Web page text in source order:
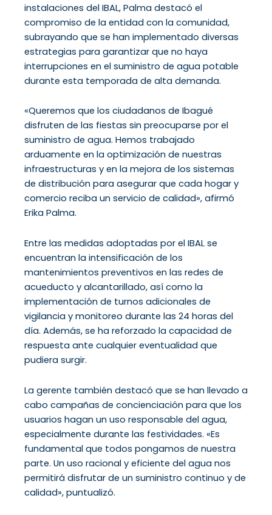
instalaciones del IBAL, Palma destacó el
compromiso de la entidad con la comunidad,
subrayando que se han implementado diversas
estrategias para garantizar que no haya
interrupciones en el suministro de agua potable
durante esta temporada de alta demanda.
«Queremos que los ciudadanos de Ibagué
disfruten de las fiestas sin preocuparse por el
suministro de agua. Hemos trabajado
arduamente en la optimización de nuestras
infraestructuras y en la mejora de los sistemas
de distribución para asegurar que cada hogar y
comercio reciba un servicio de calidad», afirmó
Erika Palma.
Entre las medidas adoptadas por el IBAL se
encuentran la intensificación de los
mantenimientos preventivos en las redes de
acueducto y alcantarillado, así como la
implementación de turnos adicionales de
vigilancia y monitoreo durante las 24 horas del
día. Además, se ha reforzado la capacidad de
respuesta ante cualquier eventualidad que
pudiera surgir.
La gerente también destacó que se han llevado a
cabo campañas de concienciación para que los
usuarios hagan un uso responsable del agua,
especialmente durante las festividades. «Es
fundamental que todos pongamos de nuestra
parte. Un uso racional y eficiente del agua nos
permitirá disfrutar de un suministro continuo y de
calidad», puntualizó.